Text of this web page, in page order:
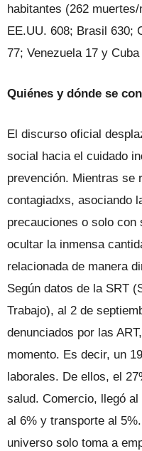
habitantes (262
EE.UU. 608; Brasil 630;
77; Venezuela 17 y Cuba
Quiénes y dónde se
El discurso oficial
social hacia el cuidado
prevención. Mientras se
contagiadxs, asociando
precauciones o solo
ocultar la inmensa
relacionada de manera
Según datos de la SRT
Trabajo), al 2 de
denunciados por las
momento. Es decir, un
laborales. De ellos, el
salud. Comercio, llegó
al 6% y transporte al
universo solo toma a